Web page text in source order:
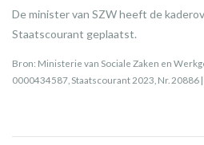
De minister van SZW heeft de
Staatscourant geplaatst.
Bron: Ministerie van Sociale Zaken en
0000434587, Staatscourant 2023, Nr. 20886